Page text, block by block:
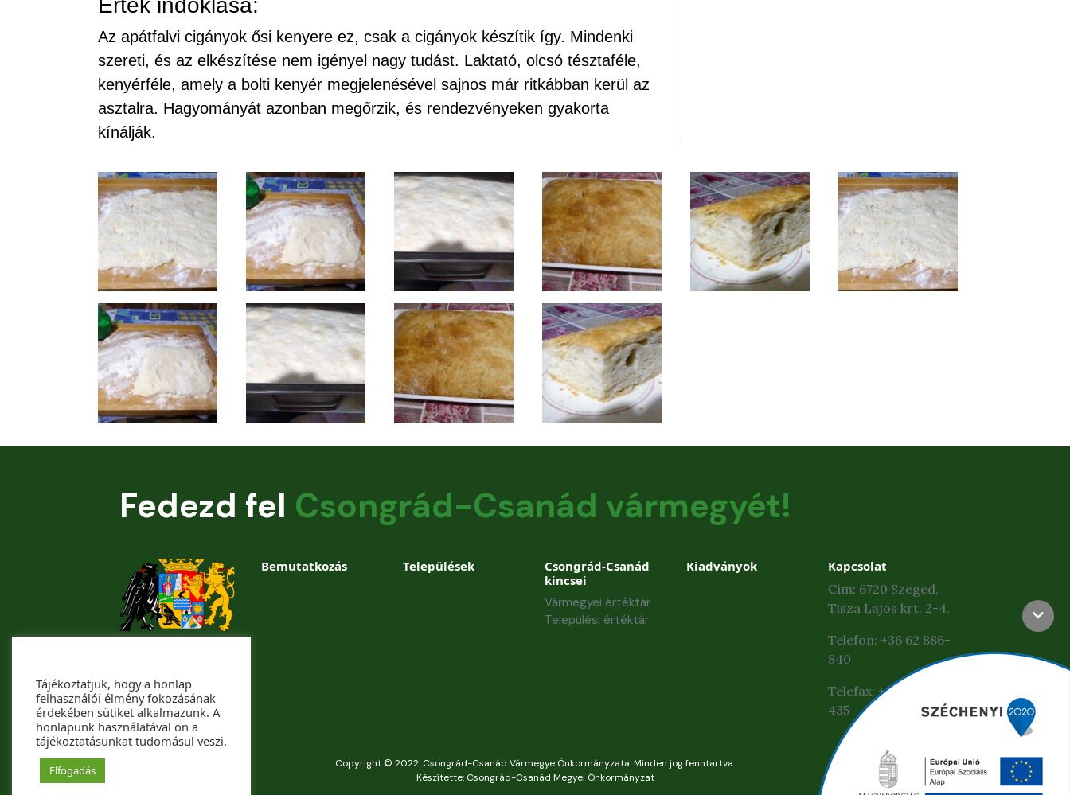
Érték indoklása:
Az apátfalvi cigányok ősi kenyere ez, csak a cigányok készítik így. Mindenki
szereti, és az elkészítése nem igényel nagy tudást. Laktató, olcsó tésztaféle,
kenyérféle, amely a bolti kenyér megjelenésével sajnos már ritkábban kerül az
asztalra. Hagyományát azonban megőrzik, és rendezvényeken gyakorta
kínálják.
Fedezd fel Csongrád-Csanád vármegyét!
Bemutatkozás Települések
Csongrád-Csanád
kincsei
Vármegyei értéktár
Települési értéktár
Kiadványok
Kapcsolat
Cím: 6720 Szeged,
Tisza Lajos krt. 2-4.
Telefon: +36 62 886-
840
Telefax: +36 62 425-
435
Copyright © 2022. Csongrád-Csanád Vármegye Önkormányzata. Minden jog fenntartva.
Készítette: Csongrád-Csanád Megyei Önkormányzat
Tájékoztatjuk, hogy a honlap
felhasználói élmény fokozásának
érdekében sütiket alkalmazunk. A
honlapunk használatával ön a
tájékoztatásunkat tudomásul veszi.
Elfogadás